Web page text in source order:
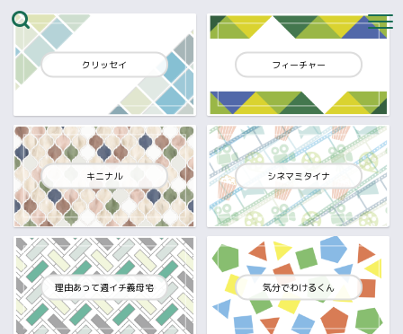
クリッセイ フィーチャー
キニナル シネマミタイナ
理由あって週イチ義母宅 気分でわけるくん